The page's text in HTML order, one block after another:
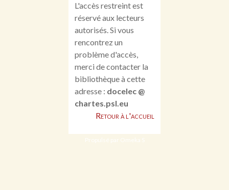
L'accès restreint est
réservé aux lecteurs
autorisés. Si vous
rencontrez un
problème d'accès,
merci de contacter la
bibliothèque à cette
adresse : docelec @
chartes.psl.eu
Retour à l'accueil
Propulsé par Omeka S